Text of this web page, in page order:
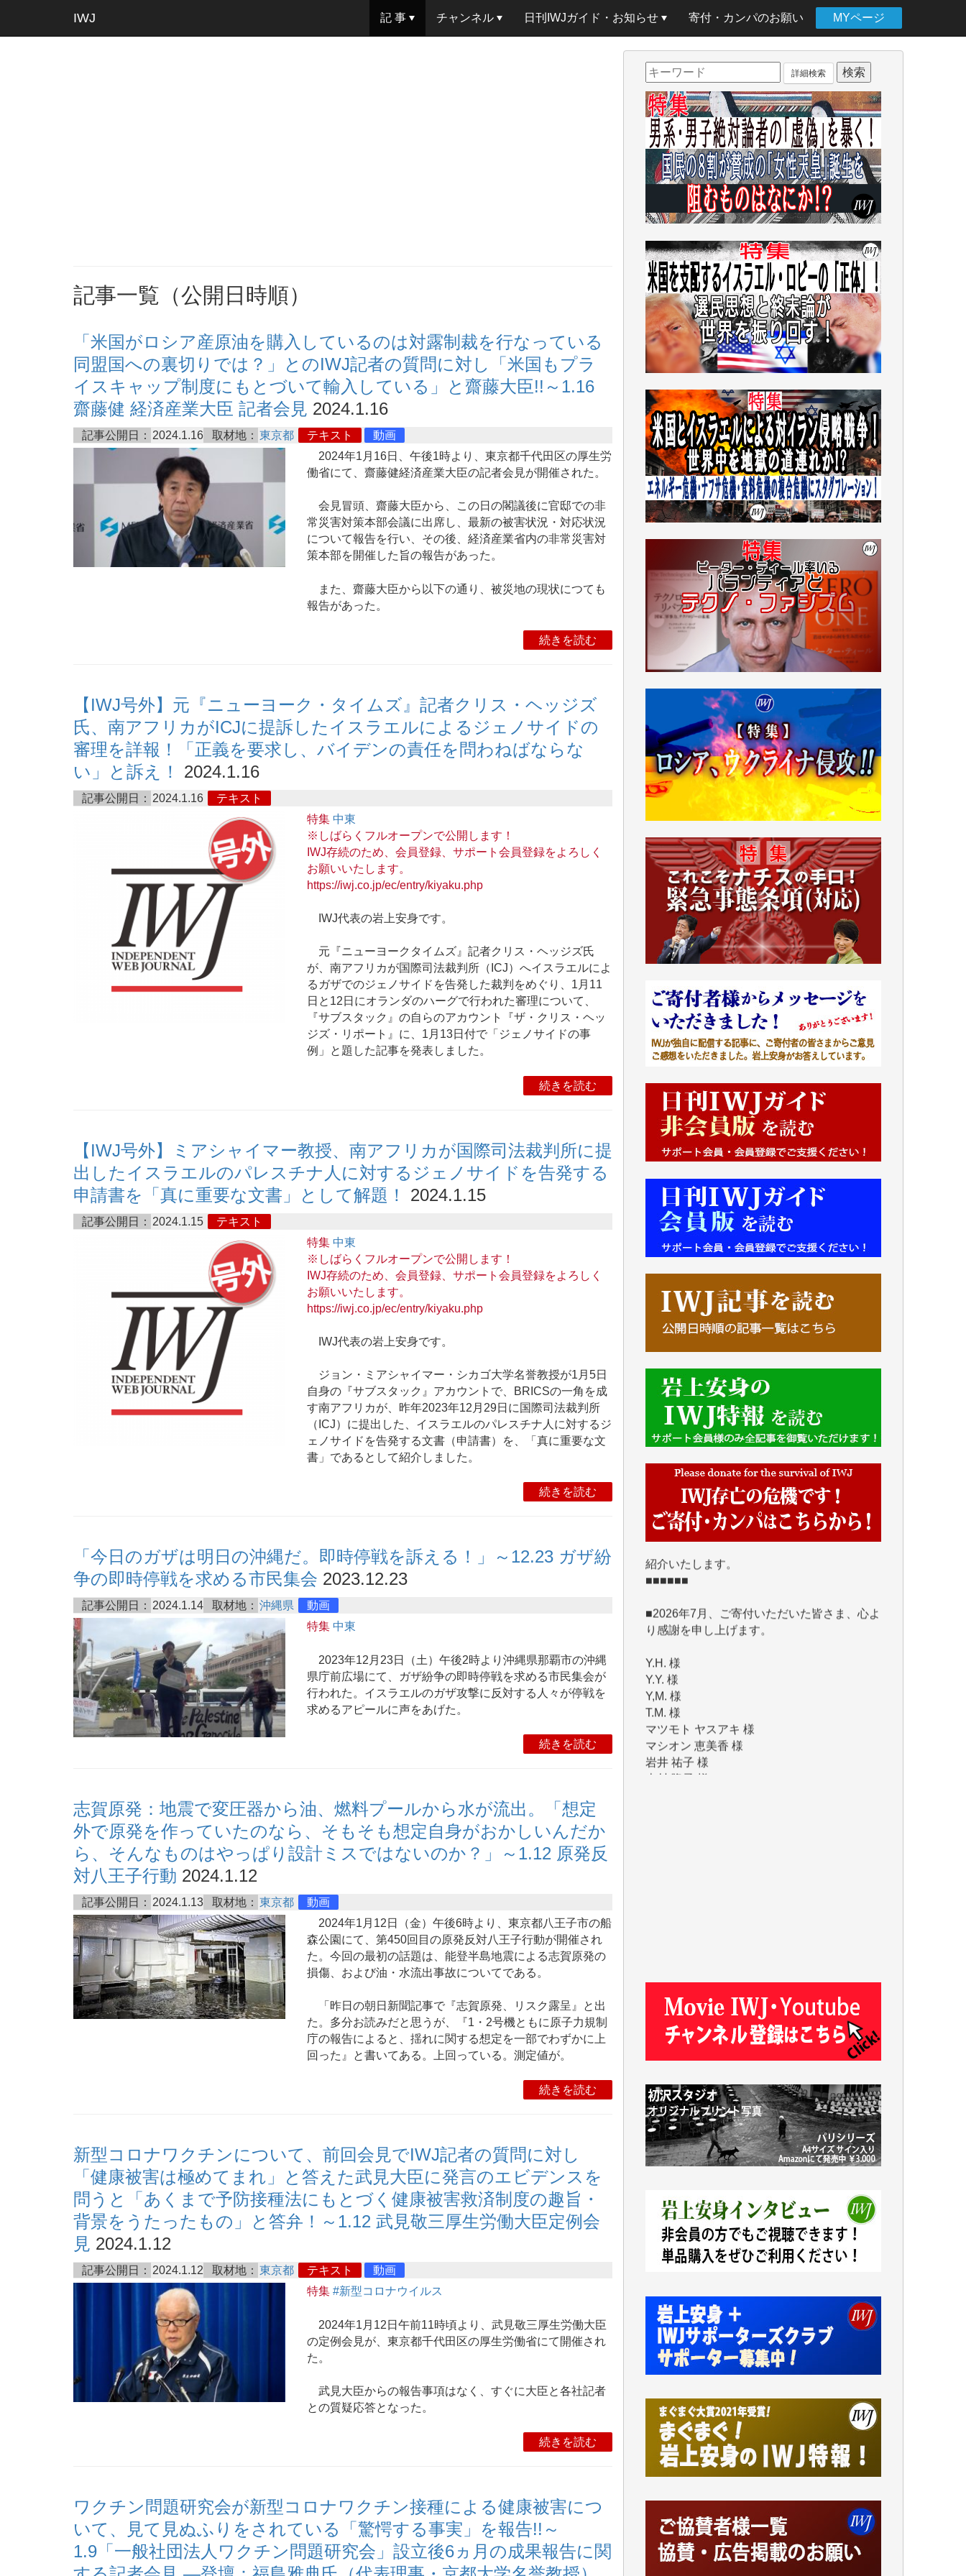
IWJ 記 事 チャンネル 日刊IWJガイド・お知らせ 寄付・カンパのお願い MYページ
記事一覧（公開日時順）
「米国がロシア産原油を購入しているのは対露制裁を行なっている
同盟国への裏切りでは？」とのIWJ記者の質問に対し「米国もプラ
イスキャップ制度にもとづいて輸入している」と齋藤大臣!!～1.16
齋藤健 経済産業大臣 記者会見 2024.1.16
記事公開日： 2024.1.16 取材地： 東京都 テキスト
動画
2024年1月16日、午後1時より、東京都千代田区の厚生労
働省にて、齋藤健経済産業大臣の記者会見が開催された。
会見冒頭、齋藤大臣から、この日の閣議後に官邸での非
常災害対策本部会議に出席し、最新の被害状況・対応状況
について報告を行い、その後、経済産業省内の非常災害対
策本部を開催した旨の報告があった。
また、齋藤大臣から以下の通り、被災地の現状につても
報告があった。
続きを読む
【IWJ号外】元『ニューヨーク・タイムズ』記者クリス・ヘッジズ
氏、南アフリカがICJに提訴したイスラエルによるジェノサイドの
審理を詳報！「正義を要求し、バイデンの責任を問わねばならな
い」と訴え！
2024.1.16
記事公開日： 2024.1.16
テキスト
特集 中東
※しばらくフルオープンで公開します！
IWJ存続のため、会員登録、サポート会員登録をよろしく
お願いいたします。
https://iwj.co.jp/ec/entry/kiyaku.php
IWJ代表の岩上安身です。
元『ニューヨークタイムズ』記者クリス・ヘッジズ氏
が、南アフリカが国際司法裁判所（ICJ）へイスラエルによ
るガザでのジェノサイドを告発した裁判をめぐり、1月11
日と12日にオランダのハーグで行われた審理について、
『サブスタック』の自らのアカウント『ザ・クリス・ヘッ
ジズ・リポート』に、1月13日付で「ジェノサイドの事
例」と題した記事を発表しました。
続きを読む
【IWJ号外】ミアシャイマー教授、南アフリカが国際司法裁判所に提
出したイスラエルのパレスチナ人に対するジェノサイドを告発する
申請書を「真に重要な文書」として解題！
2024.1.15
記事公開日： 2024.1.15
テキスト
特集 中東
※しばらくフルオープンで公開します！
IWJ存続のため、会員登録、サポート会員登録をよろしく
お願いいたします。
https://iwj.co.jp/ec/entry/kiyaku.php
IWJ代表の岩上安身です。
ジョン・ミアシャイマー・シカゴ大学名誉教授が1月5日
自身の『サブスタック』アカウントで、BRICSの一角を成
す南アフリカが、昨年2023年12月29日に国際司法裁判所
（ICJ）に提出した、イスラエルのパレスチナ人に対するジ
ェノサイドを告発する文書（申請書）を、「真に重要な文
書」であるとして紹介しました。
続きを読む
「今日のガザは明日の沖縄だ。即時停戦を訴える！」～12.23 ガザ紛
争の即時停戦を求める市民集会 2023.12.23
記事公開日： 2024.1.14 取材地： 沖縄県
動画
特集 中東
2023年12月23日（土）午後2時より沖縄県那覇市の沖縄
県庁前広場にて、ガザ紛争の即時停戦を求める市民集会が
行われた。イスラエルのガザ攻撃に反対する人々が停戦を
求めるアピールに声をあげた。
続きを読む
志賀原発：地震で変圧器から油、燃料プールから水が流出。「想定
外で原発を作っていたのなら、そもそも想定自身がおかしいんだか
ら、そんなものはやっぱり設計ミスではないのか？」～1.12 原発反
対八王子行動 2024.1.12
記事公開日： 2024.1.13 取材地： 東京都
動画
2024年1月12日（金）午後6時より、東京都八王子市の船
森公園にて、第450回目の原発反対八王子行動が開催され
た。今回の最初の話題は、能登半島地震による志賀原発の
損傷、および油・水流出事故についてである。
「昨日の朝日新聞記事で『志賀原発、リスク露呈』と出
た。多分お読みだと思うが、『1・2号機ともに原子力規制
庁の報告によると、揺れに関する想定を一部でわずかに上
回った』と書いてある。上回っている。測定値が。
続きを読む
新型コロナワクチンについて、前回会見でIWJ記者の質問に対し
「健康被害は極めてまれ」と答えた武見大臣に発言のエビデンスを
問うと「あくまで予防接種法にもとづく健康被害救済制度の趣旨・
背景をうたったもの」と答弁！～1.12 武見敬三厚生労働大臣定例会
見 2024.1.12
記事公開日： 2024.1.12 取材地： 東京都 テキスト
動画
特集 #新型コロナウイルス
2024年1月12日午前11時頃より、武見敬三厚生労働大臣
の定例会見が、東京都千代田区の厚生労働省にて開催され
た。
武見大臣からの報告事項はなく、すぐに大臣と各社記者
との質疑応答となった。
続きを読む
ワクチン問題研究会が新型コロナワクチン接種による健康被害につ
いて、見て見ぬふりをされている「驚愕する事実」を報告!!～
1.9「一般社団法人ワクチン問題研究会」設立後6ヵ月の成果報告に関
詳細検索
IWJには、ご寄付・カンパをいただいた方々
より、たくさんの応援のメッセージが届いて
います。感謝を込めて、その一部をここにご
紹介いたします。
■2026年7月、ご寄付いただいた皆さま、心よ
り感謝を申し上げます。
Y.H. 様
Y.Y. 様
T.M. 様
マツモト ヤスアキ 様
マシオン 恵美香 様
岩井 祐子 様
吉村 隆子 様
新城 靖 様
青木 要 様
平野智生 様
山本賢二 様
吉住俊昭 様
徳山匡 様
松本益美 様
井出 隆太 様
及川昭男 様
岩井祐子 様
藤田英之 様
藤岡比左志 様
小池説夫 様
アオキカナメ 様
諸般の事情によりIWJ会費払えず今は非会員
です。市民側に立つ講演会にIWJのカメラマ
われるのはあまりにもったいない。少しでも
お役立てください。（H.O.様）
今日、僅かですがカンパしました。（T.M.
様）
今日、僅かですがカンパしました。IWJの危
機を乗り切るには到底及ばない額ですが病気
の妻を抱えている私にとっては精一杯のカン
パです。
かねてよりIWJが発してきた膨大な取材記事
や解説記事、そして各界の方々とのインタビ
産だと思っています。
Windows7の頃はIWJの動画もRealPlayerで録
画できて、かなりの動画をDVDに焼きこんで
保存していました。